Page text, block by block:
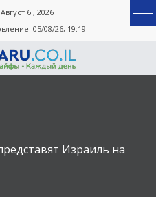
6 , 2026
05/08/26, 19:19
Израиль на